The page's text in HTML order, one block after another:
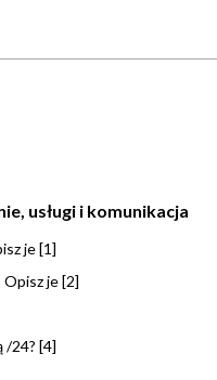
usługi i komunikacja
je [1]
je [2]
/24? [4]